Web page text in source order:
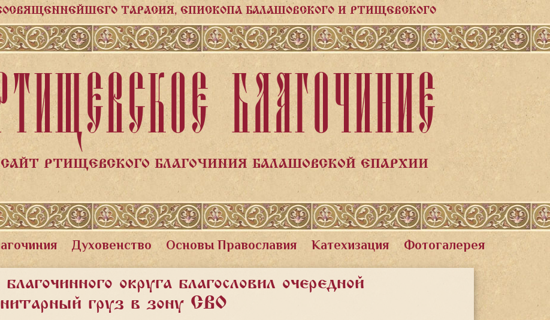
ТАРАСИЯ, ЕПИСКОПА БАЛАШОВСКОГО И РТИЩЕВСКОГО
БЛАГОЧИНИЕ
САЙТ РТИЩЕВСКОГО БЛАГОЧИНИЯ БАЛАШОВСКОЙ ЕПАРХИИ
Духовенство Основы Православия Катехизация Фотогалерея
округа благословил очередной
груз в зону СВО